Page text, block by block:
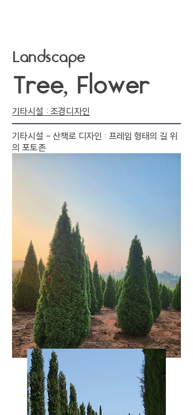
Landscape
Tree, Flower
​기타시설 : 조경디자인
기타시설 - 산책로 디자인 : 프레임 형태의 길 위
의 포토존